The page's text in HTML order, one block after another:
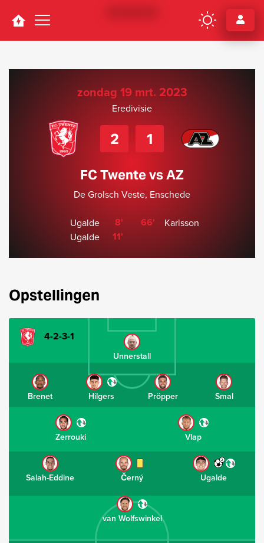
Navigation
zondag 19 mrt. 2023
Eredivisie
2 1
FC Twente vs AZ
De Grolsch Veste, Enschede
Ugalde 8'
Ugalde 11'
66' Karlsson
Opstellingen
4-2-3-1
Unnerstall
Brenet Hilgers Pröpper Smal
Zerrouki Vlap
Salah-Eddine Černý
2
Ugalde
van Wolfswinkel